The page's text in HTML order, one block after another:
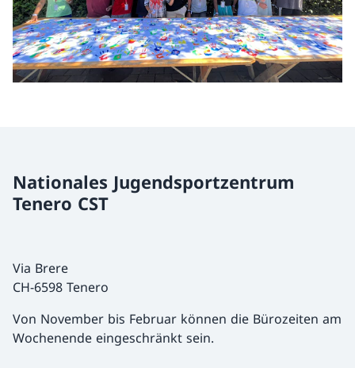
Nationales Jugendsportzentrum
Tenero CST
Via Brere
CH-6598 Tenero
Von November bis Februar können die Bürozeiten am
Wochenende eingeschränkt sein.